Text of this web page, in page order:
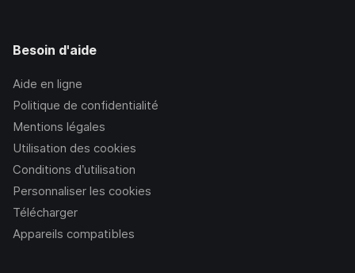
Besoin d'aide
Aide en ligne
Politique de confidentialité
Mentions légales
Utilisation des cookies
Conditions d’utilisation
Personnaliser les cookies
Télécharger
Appareils compatibles